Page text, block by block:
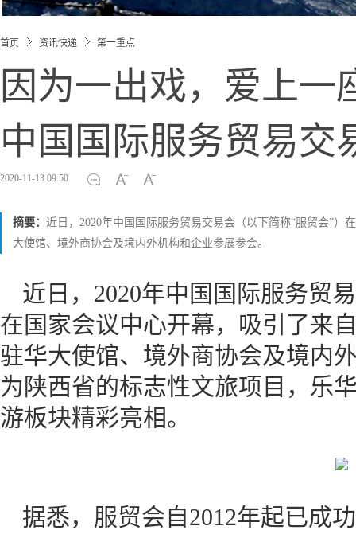
首页 资讯快递 第一重点
因为一出戏，爱上一
中国国际服务贸易交
2020-11-13 09:50
摘要： 近日，2020年中国国际服务贸易交易会（以下简称“服贸会”）
大使馆、境外商协会及境内外机构和企业参展参会。
近日，2020年中国国际服务贸
在国家会议中心开幕，吸引了来
驻华大使馆、境外商协会及境内
为陕西省的标志性文旅项目，乐
游板块精彩亮相。
据悉，服贸会自2012年起已成